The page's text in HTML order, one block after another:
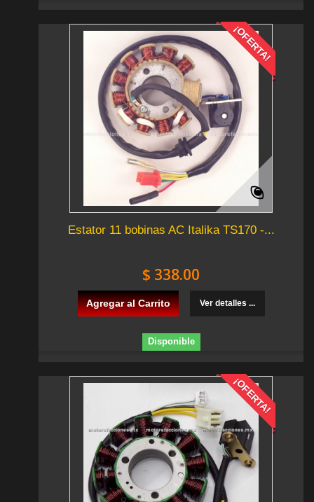
¡OFERTA!
Estator 11 bobinas AC Italika TS170 -...
$ 338.00
Agregar al Carrito Ver detalles ...
Disponible
¡OFERTA!